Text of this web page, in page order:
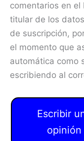
comentarios en el
titular de los
de suscripción,
el momento que
automática como
escribiendo al
Escribir
opinión